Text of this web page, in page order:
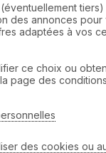
des annonces pour
adaptées à vos
ce choix ou
page des
des cookies ou